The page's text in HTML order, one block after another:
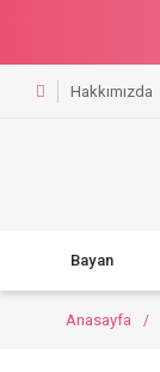
Hakkımızda
Bayan
Anasayfa